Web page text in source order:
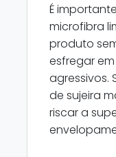
É
microfibra
produto
esfregar
agressivos.
de sujeira
riscar a